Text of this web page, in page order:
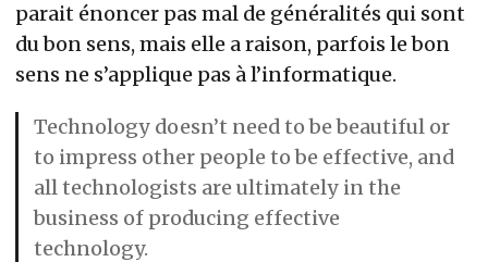
parait énoncer pas mal de généralités qui sont
du bon sens, mais elle a raison, parfois le bon
sens ne s’applique pas à l’informatique.
Technology doesn’t need to be beautiful or
to impress other people to be effective, and
all technologists are ultimately in the
business of producing effective
technology.